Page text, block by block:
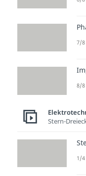
7/8
8/8
Stern-
1/4